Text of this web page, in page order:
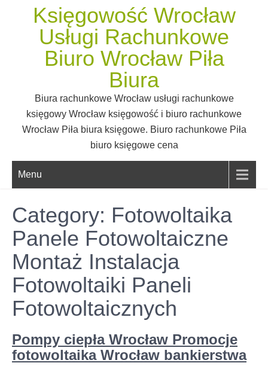
Księgowość Wrocław
Usługi Rachunkowe
Biuro Wrocław Piła
Biura
Biura rachunkowe Wrocław usługi rachunkowe
księgowy Wrocław księgowość i biuro rachunkowe
Wrocław Piła biura księgowe. Biuro rachunkowe Piła
biuro księgowe cena
Menu
Category: Fotowoltaika
Panele Fotowoltaiczne
Montaż Instalacja
Fotowoltaiki Paneli
Fotowoltaicznych
Pompy ciepła Wrocław Promocje
fotowoltaika Wrocław bankierstwa